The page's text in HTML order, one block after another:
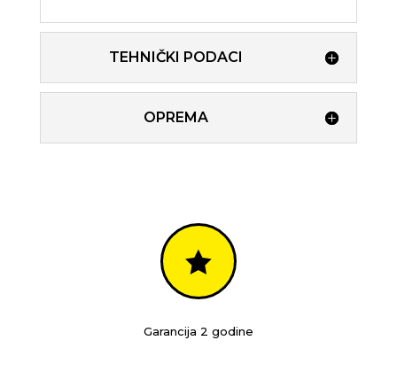
TEHNIČKI PODACI
OPREMA

Garancija 2 godine